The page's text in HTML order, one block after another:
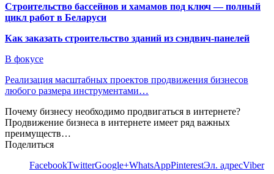
Строительство бассейнов и хамамов под ключ — полный
цикл работ в Беларуси
Как заказать строительство зданий из сэндвич-панелей
В фокусе
Реализация масштабных проектов продвижения бизнесов
любого размера инструментами…
Почему бизнесу необходимо продвигаться в интернете?
Продвижение бизнеса в интернете имеет ряд важных
преимуществ…
Поделиться
FacebookTwitterGoogle+WhatsAppPinterestЭл. адресViber